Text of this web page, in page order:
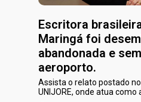
Escritora
Maringá foi
abandonada e
aeroporto.
Assista o relato postado
UNIJORE, onde atua como